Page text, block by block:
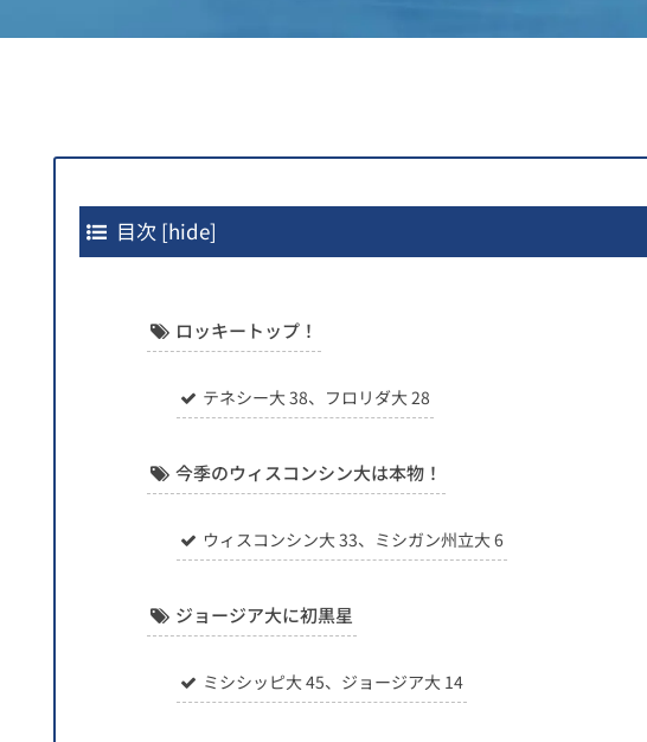
目次 [hide]
ロッキートップ！
テネシー大 38、フロリダ大 28
今季のウィスコンシン大は本物！
ウィスコンシン大 33、ミシガン州立大 6
ジョージア大に初黒星
ミシシッピ大 45、ジョージア大 14